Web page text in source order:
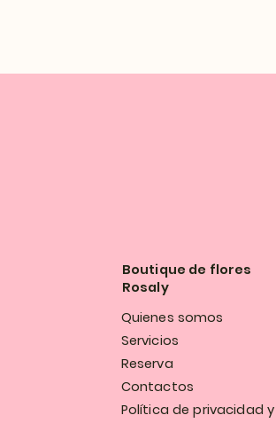
Boutique de flores
Rosaly
Quienes somos
Servicios
Reserva
Contactos
Política de privacidad y